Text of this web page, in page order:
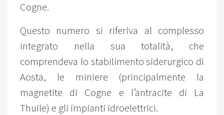
Cogne.
Questo numero si riferiva al complesso
integrato nella sua totalità, che
comprendeva lo stabilimento siderurgico di
Aosta, le miniere (principalmente la
magnetite di Cogne e l’antracite di La
Thuile) e gli impianti idroelettrici.